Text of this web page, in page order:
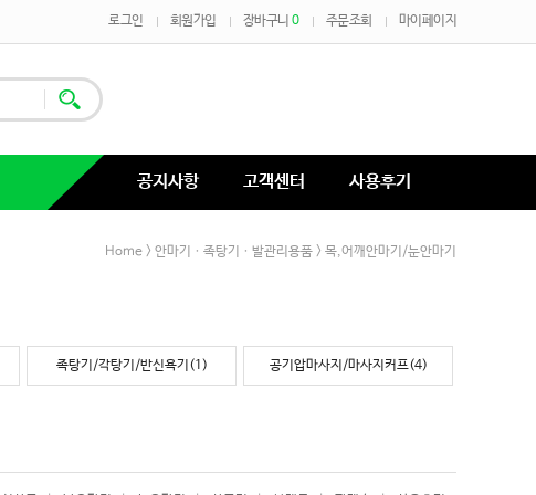
로그인 회원가입 장바구니 0 주문조회 마이페이지
공지사항 고객센터 사용후기
Home > 안마기ㆍ족탕기ㆍ발관리용품 > 목,어깨안마기/눈안마기
족탕기/각탕기/반신욕기(1) 공기압마사지/마사지커프(4)